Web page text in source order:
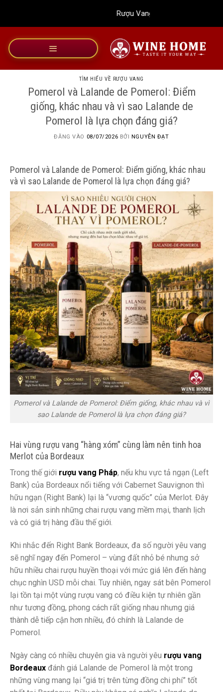
dung
Rượu Vang Wine Home
TÌM HIỂU VỀ RƯỢU VANG
Pomerol và Lalande de Pomerol: Điểm
giống, khác nhau và vì sao Lalande de
Pomerol là lựa chọn đáng giá?
ĐĂNG VÀO 08/07/2026 BỞI NGUYỄN ĐẠT
Pomerol và Lalande de Pomerol: Điểm giống, khác nhau
và vì sao Lalande de Pomerol là lựa chọn đáng giá?
Pomerol và Lalande de Pomerol: Điểm giống, khác nhau và vì
sao Lalande de Pomerol là lựa chọn đáng giá?
Hai vùng rượu vang “hàng xóm” cùng làm nên tinh hoa
Merlot của Bordeaux
Trong thế giới rượu vang Pháp, nếu khu vực tả ngạn (Left
Bank) của Bordeaux nổi tiếng với Cabernet Sauvignon thì
hữu ngạn (Right Bank) lại là “vương quốc” của Merlot. Đây
là nơi sản sinh những chai rượu vang mềm mại, thanh lịch
và có giá trị hàng đầu thế giới.
Khi nhắc đến Right Bank Bordeaux, đa số người yêu vang
sẽ nghĩ ngay đến Pomerol – vùng đất nhỏ bé nhưng sở
hữu nhiều chai rượu huyền thoại với mức giá lên đến hàng
chục nghìn USD mỗi chai. Tuy nhiên, ngay sát bên Pomerol
lại tồn tại một vùng rượu vang có điều kiện tự nhiên gần
như tương đồng, phong cách rất giống nhau nhưng giá
thành dễ tiếp cận hơn nhiều, đó chính là Lalande de
Pomerol.
Ngày càng có nhiều chuyên gia và người yêu rượu vang
Bordeaux đánh giá Lalande de Pomerol là một trong
những vùng mang lại “giá trị trên từng đồng chi phí” tốt